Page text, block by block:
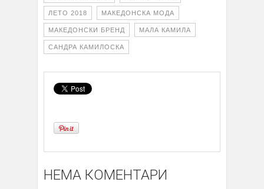
ЛЕТО 2018 МАКЕДОНСКА МОДА
МАКЕДОНСКИ БРЕНД МАЛА КАМИЛА
САНДРА КАМИЛОСКА
НЕМА КОМЕНТАРИ